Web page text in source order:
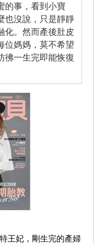
的事，看到小寶
也沒說，只是靜靜
化。然而產後肚皮
位媽媽，莫不希望
彿一生完即能恢復
王妃，剛生完的產婦